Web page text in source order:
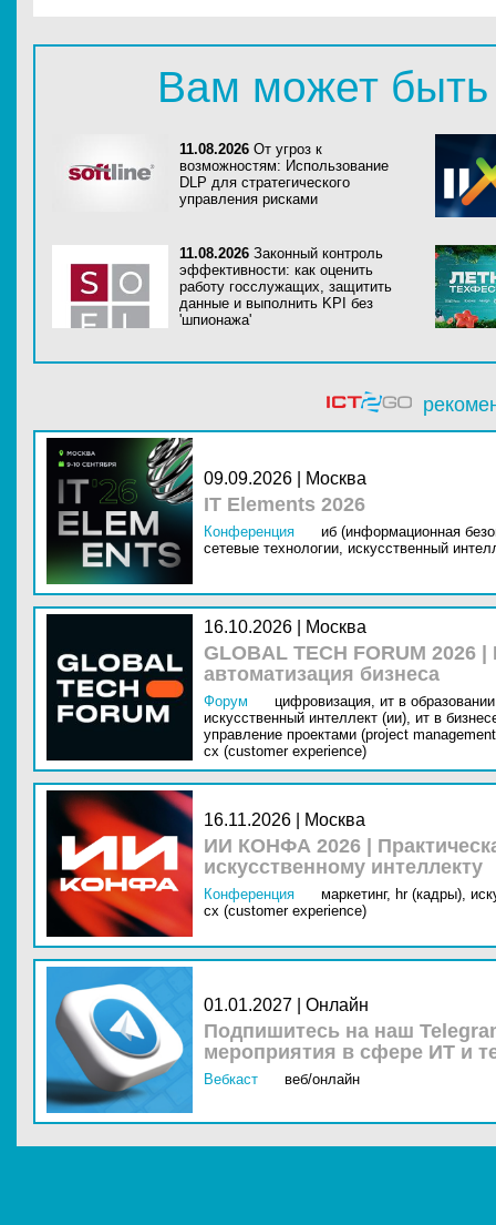
Вам может быть
11.08.2026 От угроз к
возможностям: Использование
DLP для стратегического
управления рисками
11.08.2026 Законный контроль
эффективности: как оценить
работу госслужащих, защитить
данные и выполнить KPI без
'шпионажа'
09.09.2026 | Москва
IT Elements 2026
Конференция
иб (информационная
сетевые технологии, искусственный
16.10.2026 | Москва
GLOBAL TECH FORUM
автоматизация бизнеса
Форум цифровизация, ит в
искусственный интеллект (ии), ит в
управление проектами (project
cx (customer experience)
16.11.2026 | Москва
ИИ КОНФА 2026 |
искусственному интеллекту
Конференция маркетинг, hr (кадры),
cx (customer experience)
01.01.2027 | Онлайн
Подпишитесь на наш
мероприятия в сфере ИТ и
Вебкаст веб/онлайн